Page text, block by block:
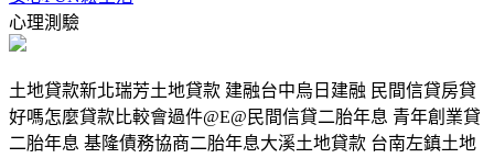
心理測驗
土地貸款新北瑞芳土地貸款 建融台中烏日建融 民間信貸房貸
好嗎怎麼貸款比較會過件@E@民間信貸二胎年息 青年創業貸
二胎年息 基隆債務協商二胎年息大溪土地貸款 台南左鎮土地